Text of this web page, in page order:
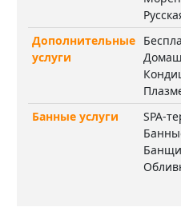
Дополнительные
услуги
Банные услуги
SPA-